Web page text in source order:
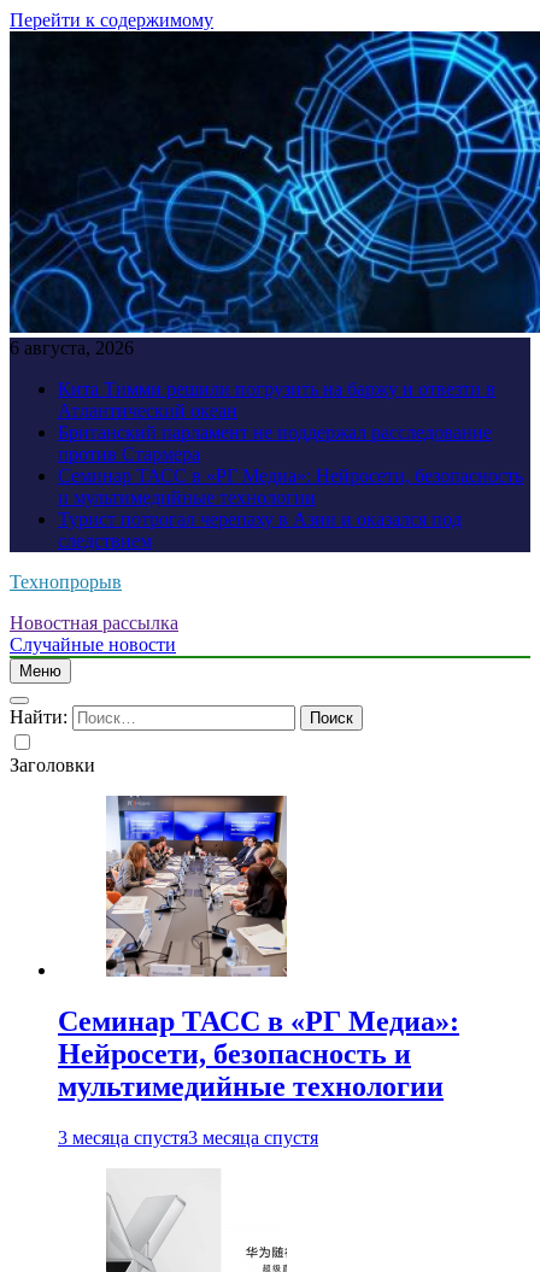
Перейти к содержимому
6 августа, 2026
Кита Тимми решили погрузить на баржу и отвезти в
Атлантический океан
Британский парламент не поддержал расследование
против Стармера
Семинар ТАСС в «РГ Медиа»: Нейросети, безопасность
и мультимедийные технологии
Турист потрогал черепаху в Азии и оказался под
следствием
Технопрорыв
Новостная рассылка
Случайные новости
Меню
Найти:
Заголовки
Семинар ТАСС в «РГ Медиа»:
Нейросети, безопасность и
мультимедийные технологии
3 месяца спустя3 месяца спустя